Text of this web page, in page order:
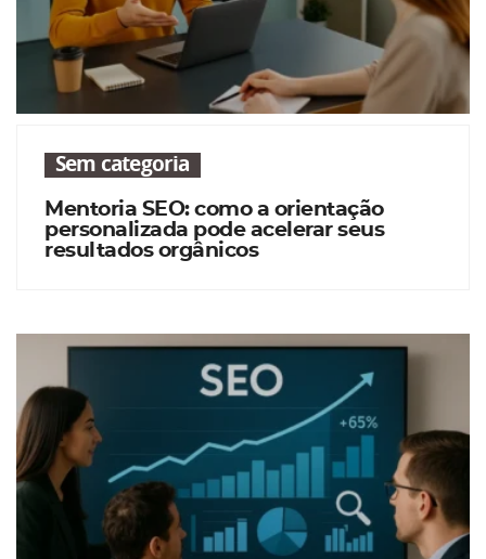
Sem categoria
Mentoria SEO: como a orientação
personalizada pode acelerar seus
resultados orgânicos